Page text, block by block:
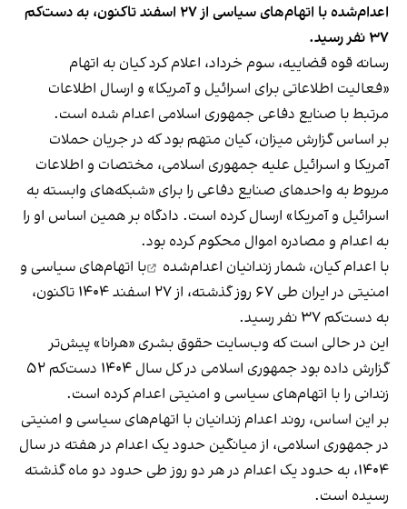
اعدام‌شده با اتهام‌های سیاسی از ۲۷ اسفند تاکنون، به دست‌کم
۳۷ نفر رسید.
رسانه قوه قضاییه، سوم خرداد، اعلام کرد کیان به اتهام
«فعالیت اطلاعاتی برای اسرائیل و آمریکا» و ارسال اطلاعات
مرتبط با صنایع دفاعی جمهوری اسلامی اعدام شده است.
بر اساس گزارش میزان، کیان متهم بود که در جریان حملات
آمریکا و اسرائیل علیه جمهوری اسلامی، مختصات و اطلاعات
مربوط به واحدهای صنایع دفاعی را برای «شبکه‌های وابسته به
اسرائیل و آمریکا» ارسال کرده است. دادگاه بر همین اساس او را
به اعدام و مصادره اموال محکوم کرده بود.
با اعدام کیان، شمار زندانیان اعدام‌شده
با اتهام‌های سیاسی و
امنیتی در ایران طی ۶۷ روز گذشته، از ۲۷ اسفند ۱۴۰۴ تاکنون،
به دست‌کم ۳۷ نفر رسید.
این در حالی است که وب‌سایت حقوق بشری «هرانا» پیش‌تر
گزارش داده بود جمهوری اسلامی در کل سال ۱۴۰۴ دست‌کم ۵۲
زندانی را با اتهام‌های سیاسی و امنیتی اعدام کرده است.
بر این اساس، روند اعدام زندانیان با اتهام‌های سیاسی و امنیتی
در جمهوری اسلامی، از میانگین حدود یک اعدام در هفته در سال
۱۴۰۴، به حدود یک اعدام در هر دو روز طی حدود دو ماه گذشته
رسیده است.